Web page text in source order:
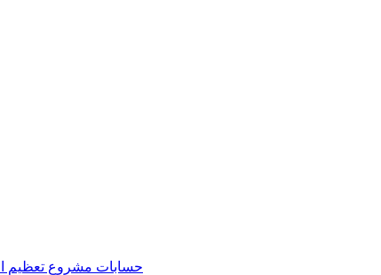
حسابات مشروع تعظيم